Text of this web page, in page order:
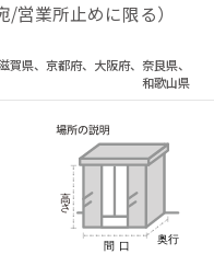
業所止めに限る）
県、京都府、大阪府、奈良県、
和歌山県